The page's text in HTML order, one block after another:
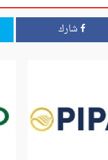
ترتيب
شارك